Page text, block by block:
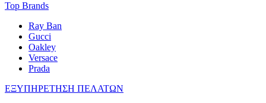
Top Brands
Ray Ban
Gucci
Oakley
Versace
Prada
ΕΞΥΠΗΡΕΤΗΣΗ ΠΕΛΑΤΩΝ